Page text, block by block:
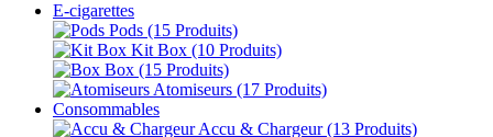
E-cigarettes
Pods (15 Produits)
Kit Box (10 Produits)
Box (15 Produits)
Atomiseurs (17 Produits)
Consommables
Accu & Chargeur(13 Produits)